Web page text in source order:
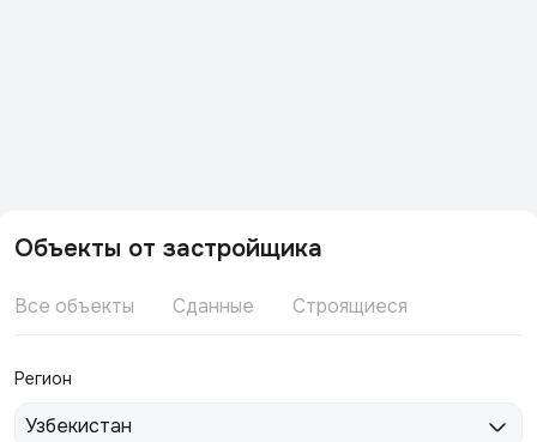
Объекты от застройщика
Все объекты Сданные Строящиеся
Регион
Узбекистан